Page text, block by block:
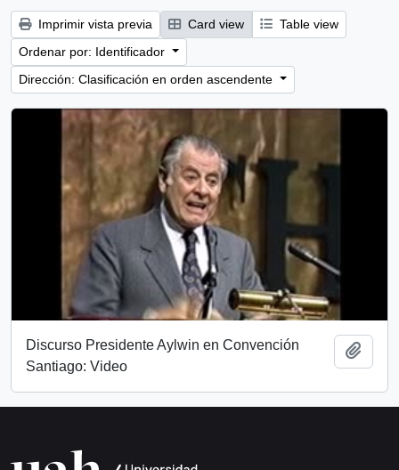
Imprimir vista previa Card view
Table view
Ordenar por: Identificador
Dirección: Clasificación en orden ascendente
Discurso Presidente Aylwin en Convención
Santiago: Video